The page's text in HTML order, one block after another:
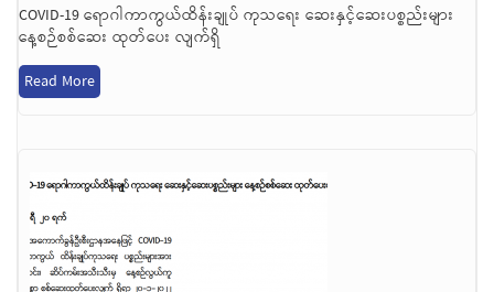
COVID-19 ရောဂါကာကွယ်ထိန်းချုပ် ကုသရေး ဆေးနှင့်ဆေးပစ္စည်းများ
နေ့စဉ်စစ်ဆေး ထုတ်ပေး လျက်ရှိ
Read More